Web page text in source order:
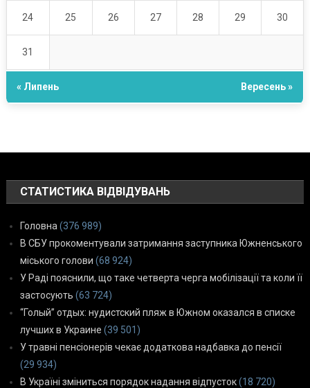
24 25 26 27 28 29 30
31
« Липень Вересень »
СТАТИСТИКА ВІДВІДУВАНЬ
Головна (376 989)
В СБУ прокоментували затримання заступника Южненського
міського голови (68 924)
У Раді пояснили, що таке четверта черга мобілізації та коли її
застосують (63 724)
“Голый” отдых: нудистский пляж в Южном оказался в списке
лучших в Украине (39 501)
У травні пенсіонерів чекає додаткова надбавка до пенсії
(29 934)
В Україні зміниться порядок надання відпусток(18 720)